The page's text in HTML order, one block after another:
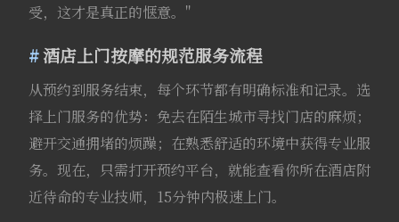
受，这才是真正的惬意。"
酒店上门按摩的规范服务流程
从预约到服务结束，每个环节都有明确标准和记录。选
择上门服务的优势：免去在陌生城市寻找门店的麻烦；
避开交通拥堵的烦躁；在熟悉舒适的环境中获得专业服
务。现在，只需打开预约平台，就能查看你所在酒店附
近待命的专业技师，15分钟内极速上门。